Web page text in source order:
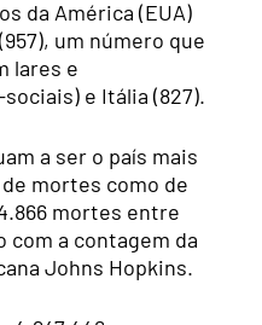
da América (EUA)
um número que
lares e
e Itália (827).
a ser o país mais
mortes como de
mortes entre
com a contagem da
Johns Hopkins.